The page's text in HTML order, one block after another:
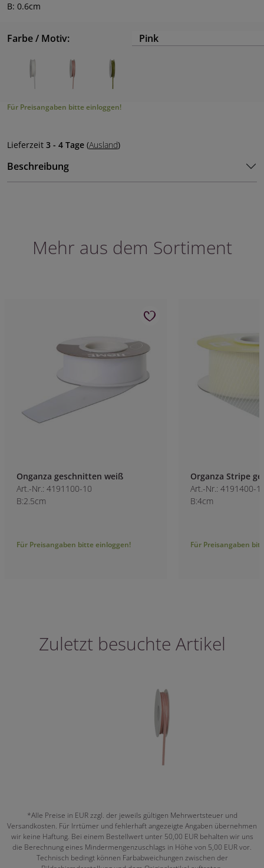
B: 0.6cm
Farbe / Motiv: Pink
Für Preisangaben bitte einloggen!
Lieferzeit 3 - 4 Tage (Ausland)
Beschreibung
Mehr aus dem Sortiment
Onganza geschnitten weiß
Art.-Nr.: 4191100-10
B:2.5cm
Für Preisangaben bitte einloggen!
Organza Stripe
Art.-Nr.: 4191400-
B:4cm
Für Preisangaben
Zuletzt besuchte Artikel
*Alle Preise in EUR zzgl. der jeweils gültigen Mehrwertsteuer und
Versandkosten. Für Irrtümer und fehlerhaft angezeigte Angaben übernehmen
wir keine Haftung. Bei einem Bestellwert unter 50,00 EUR behalten wir uns
die Berechnung eines Mindermengenzuschlags in Höhe von 5,00 EUR vor.
Technisch bedingt können Farbabweichungen zwischen der